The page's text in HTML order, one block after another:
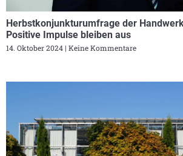
Herbstkonjunkturumfrage der
Positive Impulse bleiben aus
14. Oktober 2024 Keine Kommentare